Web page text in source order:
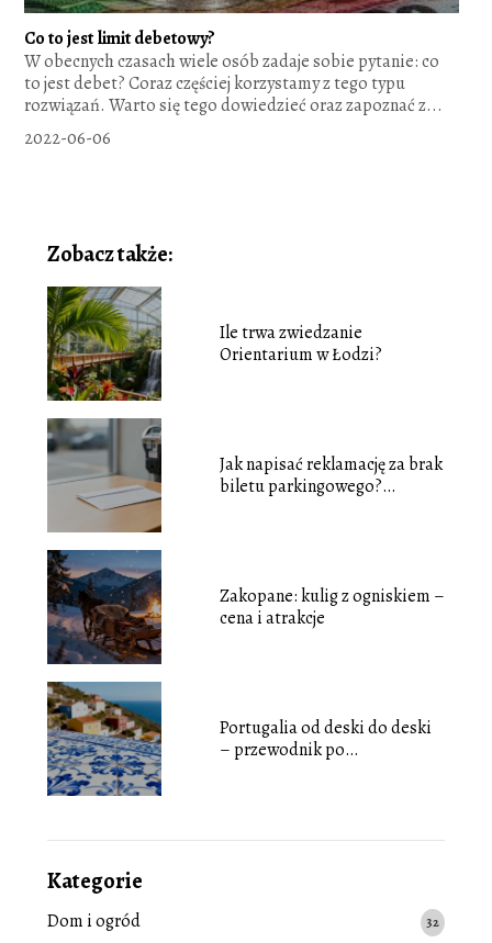
Co to jest limit debetowy?
W obecnych czasach wiele osób zadaje sobie pytanie: co
to jest debet? Coraz częściej korzystamy z tego typu
rozwiązań. Warto się tego dowiedzieć oraz zapoznać z...
2022-06-06
Zobacz także:
Ile trwa zwiedzanie
Orientarium w Łodzi?
Jak napisać reklamację za brak
biletu parkingowego?
Zakopane: kulig z ogniskiem –
cena i atrakcje
Portugalia od deski do deski
– przewodnik po
Kategorie
Dom i ogród 32